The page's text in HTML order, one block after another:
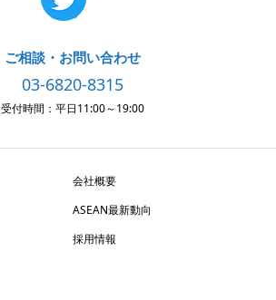
ご相談・お問い合わせ
03-6820-8315
受付時間：平日11:00～19:00
会社概要
ASEAN最新動向
採用情報